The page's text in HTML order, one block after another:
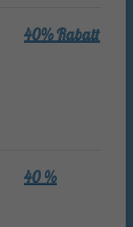
40% Rabatt
40 %